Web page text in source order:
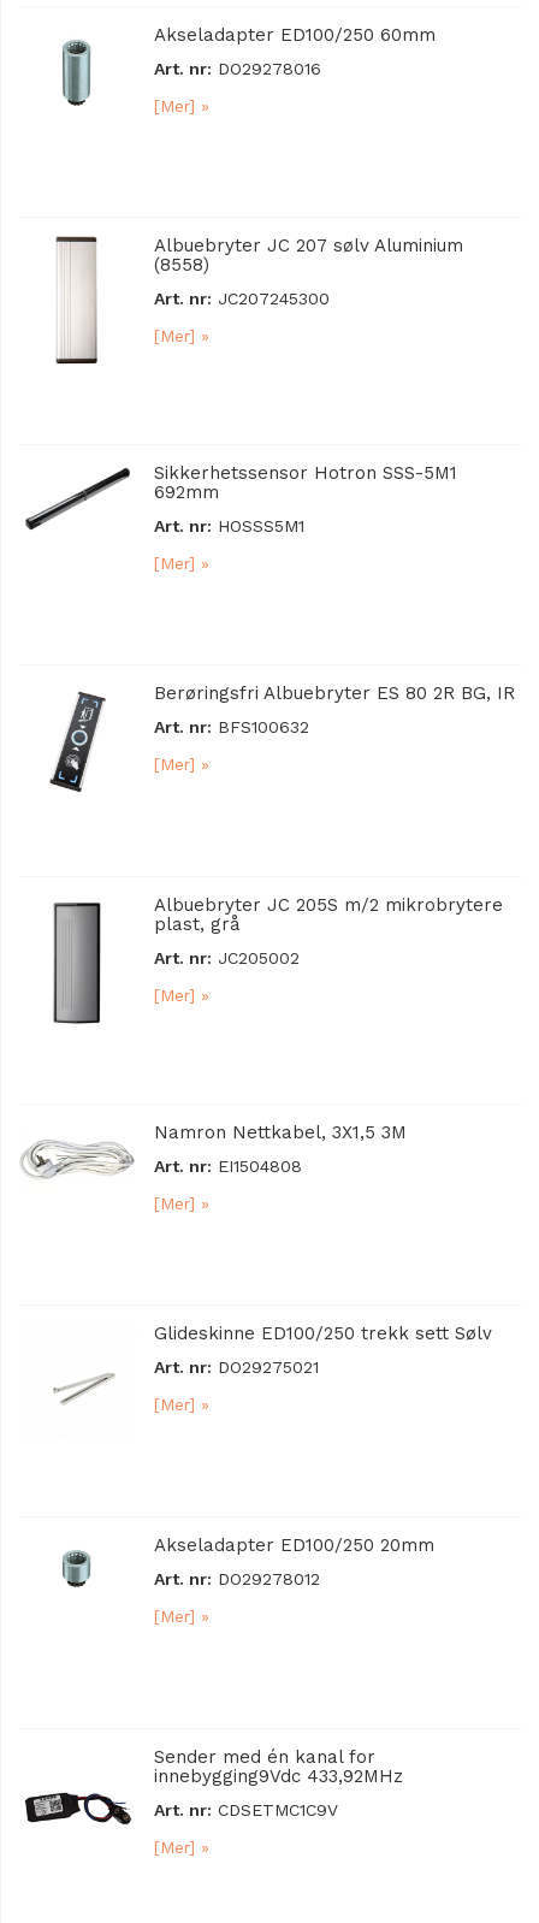
Akseladapter ED100/250 60mm
Art. nr: DO29278016
[Mer] »
Albuebryter JC 207 sølv Aluminium
(8558)
Art. nr: JC207245300
[Mer] »
Sikkerhetssensor Hotron SSS-5M1
692mm
Art. nr: HOSSS5M1
[Mer] »
Berøringsfri Albuebryter ES 80 2R BG, IR
Art. nr: BFS100632
[Mer] »
Albuebryter JC 205S m/2 mikrobrytere
plast, grå
Art. nr: JC205002
[Mer] »
Namron Nettkabel, 3X1,5 3M
Art. nr: EI1504808
[Mer] »
Glideskinne ED100/250 trekk sett Sølv
Art. nr: DO29275021
[Mer] »
Akseladapter ED100/250 20mm
Art. nr: DO29278012
[Mer] »
Sender med én kanal for
innebygging9Vdc 433,92MHz
Art. nr: CDSETMC1C9V
[Mer] »